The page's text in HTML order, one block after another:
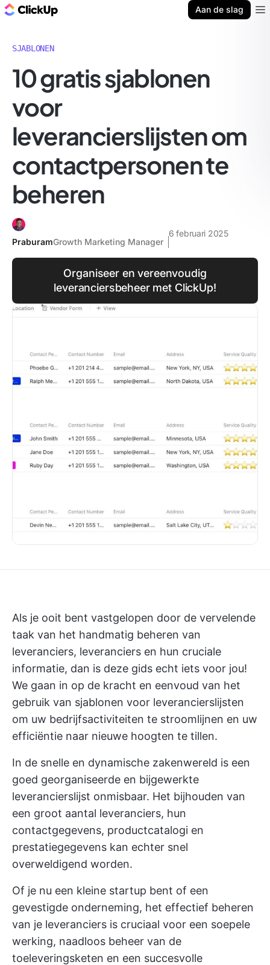
Aan de slag
SJABLONEN
10 gratis sjablonen
voor
leverancierslijsten om
contactpersonen te
beheren
PraburamGrowth Marketing Manager
6 februari 2025
Organiseer en vereenvoudig
leveranciersbeheer met ClickUp!
Als je ooit bent vastgelopen door de vervelende
taak van het handmatig beheren van
leveranciers, leveranciers en hun cruciale
informatie, dan is deze gids echt iets voor jou!
We gaan in op de kracht en eenvoud van het
gebruik van sjablonen voor leverancierslijsten
om uw bedrijfsactiviteiten te stroomlijnen en uw
efficiëntie naar nieuwe hoogten te tillen.
In de snelle en dynamische zakenwereld is een
goed georganiseerde en bijgewerkte
leverancierslijst onmisbaar. Het bijhouden van
een groot aantal leveranciers, hun
contactgegevens, productcatalogi en
prestatiegegevens kan echter snel
overweldigend worden.
Of je nu een kleine startup bent of een
gevestigde onderneming, het effectief beheren
van je leveranciers is cruciaal voor een soepele
werking, naadloos beheer van de
toeleveringsketen en een succesvolle